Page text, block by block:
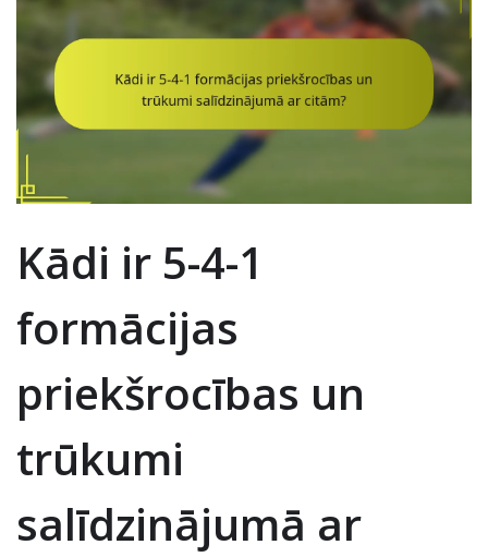
Kādi ir 5-4-1
formācijas
priekšrocības un
trūkumi
salīdzinājumā ar